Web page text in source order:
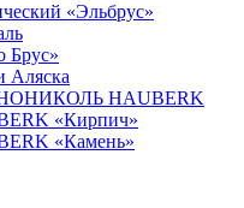
«Эльбрус»
Брус»
Аляска
HAUBERK
«Кирпич»
«Камень»